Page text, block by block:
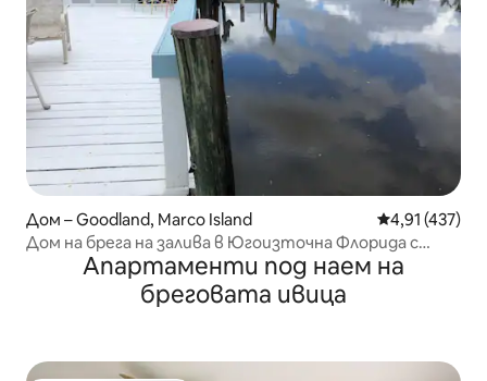
Дом – Goodland, Marco Island Средна
4,91 (437)
Дом на брега на залива в Югоизточна Флорида с
директен достъп до залива
Апартаменти под наем на
бреговата ивица